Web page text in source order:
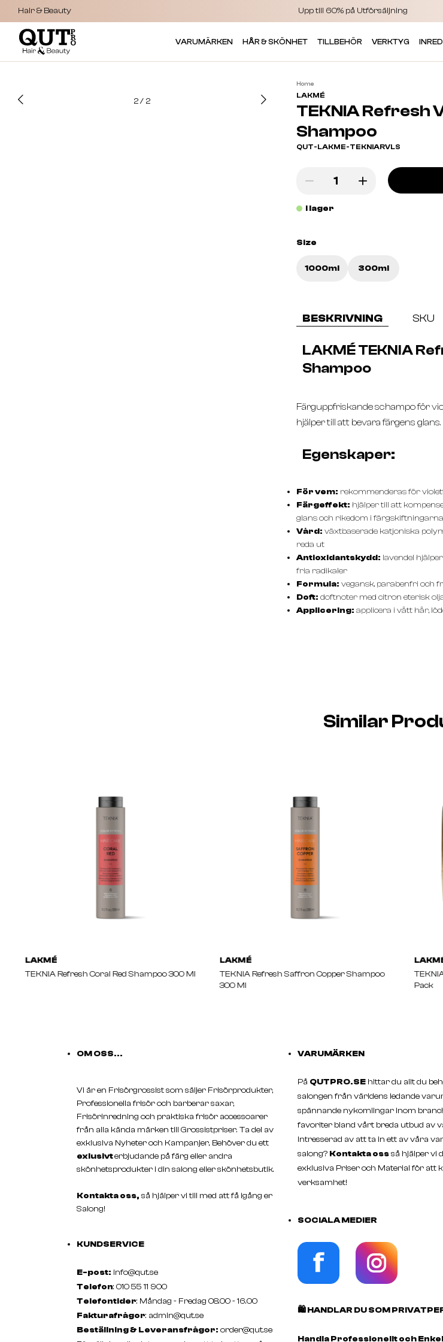
Hair & Beauty Upp till 60% på Utförsäljning
VARUMÄRKEN HÅR & SKÖNHET TILLBEHÖR VERKTYG
2/ 2
Home
LAKMÉ
TEKNIA Refresh
Shampoo
QUT-LAKME-TEKNIARVLS
I lager
Size
1000ml 300ml
BESKRIVNING SKU
LAKMÉ TEKNIA
Shampoo
Färguppfriskande schampo för
hjälper till att bevara färgens glans.
Egenskaper:
För vem: rekommenderas för
Färgeffekt: hjälper till att
glans och rikedom i färgskiftningarna
Vård: växtbaserade katjoniska
reda ut
Antioxidantskydd: lavendel
fria radikaler
Formula: vegansk, parabenfri och
Doft: doftnoter med citron eterisk
Applicering: applicera i vått hår,
Similar
LAKMÉ
TEKNIA Refresh Coral Red Shampoo 300 Ml
LAKMÉ
TEKNIA Refresh Saffron Copper Shampoo
300 Ml
Pack
OM OSS...
Vi är en Frisörgrossist som säljer Frisörprodukter,
Professionella frisör och barberar saxar,
Frisörinredning och praktiska frisör accessoarer
från alla kända märken till Grossistpriser. Ta del av
exklusiva Nyheter och Kampanjer, Behöver du ett
exlusivterbjudande på färg eller andra
skönhetsprodukter i din salong eller skönhetsbutik.
Kontakta oss, så hjälper vi till med att få igång er
Salong!
KUNDSERVICE
E-post: info@qut.se
Telefon: 010 55 11 900
Telefontider: Måndag - Fredag 08.00 - 16.00
Fakturafrågor: admin@qut.se
Beställning & Leveransfrågor: order@qut.se
VARUMÄRKEN
På QUTPRO.SE hittar du allt du
salongen från världens ledande
spännande nykomlingar inom
favoriter bland vårt breda utbud av
Intresserad av att ta in ett av våra
salong? Kontakta ossså hjälper vi
exklusiva Priser och Material för att
verksamhet!
SOCIALA MEDIER
🛍️HANDLAR DU SOM
Handla Professionellt och